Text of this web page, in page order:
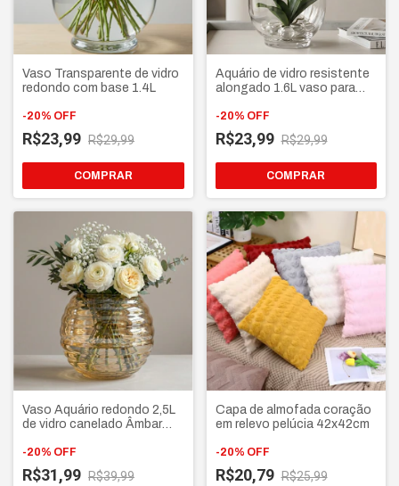
Vaso Transparente de vidro
redondo com base 1.4L
-20% OFF
R$23,99 R$29,99
Aquário de vidro resistente
alongado 1.6L vaso para
-20% OFF
R$23,99 R$29,99
Vaso Aquário redondo 2,5L
de vidro canelado Âmbar
arranjos Peixes Terrários
-20% OFF
R$31,99 R$39,99
Capa de almofada coração
em relevo pelúcia 42x42cm
-20% OFF
R$20,79 R$25,99